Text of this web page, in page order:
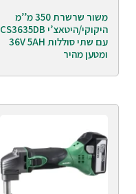
משור שרשרת 350 מ’’מ
היקוקי/היטאצ’י CS3635DB
עם שתי סוללות 36V 5AH
ומטען מהיר